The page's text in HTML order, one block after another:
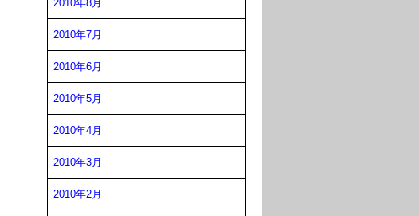
2010年8月
2010年7月
2010年6月
2010年5月
2010年4月
2010年3月
2010年2月